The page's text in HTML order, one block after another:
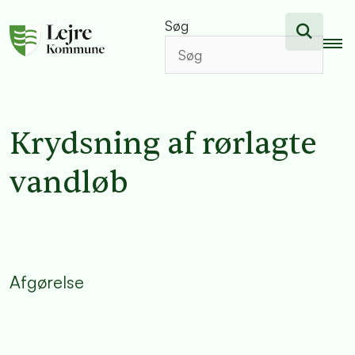
Søg
Krydsning af rørlagte
vandløb
Afgørelse